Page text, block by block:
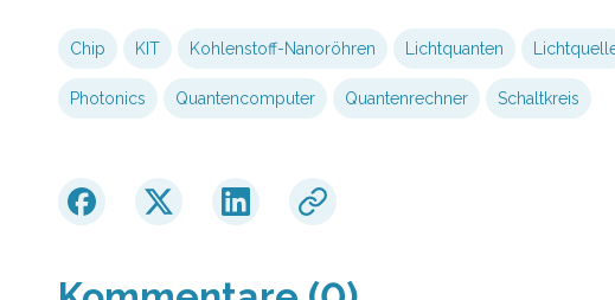
Chip KIT Kohlenstoff-Nanoröhren Lichtquanten
Photonics Quantencomputer Quantenrechner Schaltkreis